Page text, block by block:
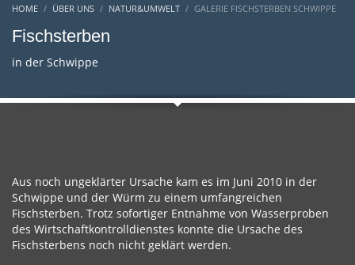
HOME ÜBER UNS NATUR&UMWELT GALERIE FISCHSTERBEN SCHWIPPE
Fischsterben
in der Schwippe
Aus noch ungeklärter Ursache kam es im Juni 2010 in der
Schwippe und der Würm zu einem umfangreichen
Fischsterben. Trotz sofortiger Entnahme von Wasserproben
des Wirtschaftkontrolldienstes konnte die Ursache des
Fischsterbens noch nicht geklärt werden.